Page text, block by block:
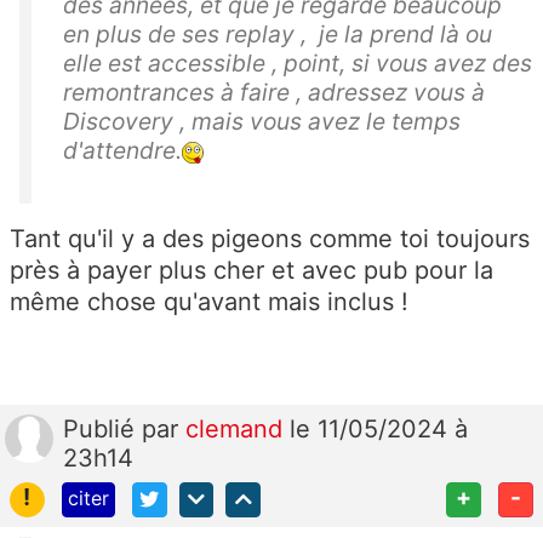
en plus de ses replay , je la prend là ou
elle est accessible , point, si vous avez des
remontrances à faire , adressez vous à
Discovery , mais vous avez le temps
d'attendre.
Tant qu'il y a des pigeons comme toi toujours
près à payer plus cher et avec pub pour la
même chose qu'avant mais inclus !
Publié par clemand le 11/05/2024 à
23h14
!
citer + -